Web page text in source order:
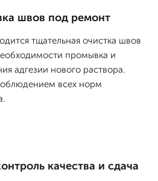
швов под ремонт
тщательная очистка швов
промывка и
адгезии нового раствора.
всех норм
качества и сдача